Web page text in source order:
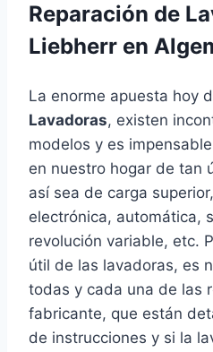
Reparación de
Liebherr en
La enorme apuesta hoy
Lavadoras, existen
modelos y es
en nuestro hogar de tan
así sea de carga
electrónica, automática,
revolución variable, etc.
útil de las lavadoras, es
todas y cada una de las
fabricante, que están
de instrucciones y si la